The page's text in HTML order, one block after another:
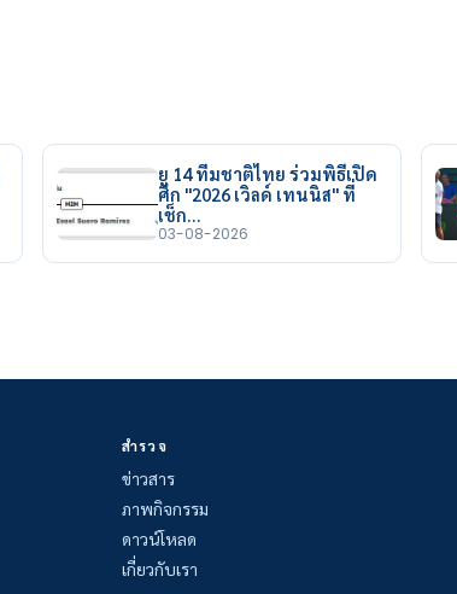
ยู 14 ทีมชาติไทย ร่วมพิธีเปิด
ศึก "2026 เวิลด์ เทนนิส" ที่
เช็ก…
03-08-2026
สำรวจ
ข่าวสาร
ภาพกิจกรรม
ดาวน์โหลด
เกี่ยวกับเรา